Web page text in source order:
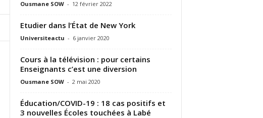
Ousmane SOW - 12 février 2022
Etudier dans l’État de New York
Universiteactu - 6 janvier 2020
Cours à la télévision : pour certains
Enseignants c’est une diversion
Ousmane SOW - 2 mai 2020
Éducation/COVID-19 : 18 cas positifs et
3 nouvelles Écoles touchées à Labé